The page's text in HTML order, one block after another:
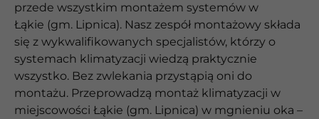
przede wszystkim montażem systemów w
Łąkie (gm. Lipnica). Nasz zespół montażowy składa
się z wykwalifikowanych specjalistów, którzy o
systemach klimatyzacji wiedzą praktycznie
wszystko. Bez zwlekania przystąpią oni do
montażu. Przeprowadzą montaż klimatyzacji w
miejscowości Łąkie (gm. Lipnica) w mgnieniu oka –